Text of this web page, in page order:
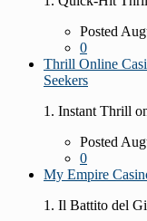
Posted
0
Thrill Online
Seekers
1. Instant Thrill
Posted
0
My Empire
1. Il Battito del